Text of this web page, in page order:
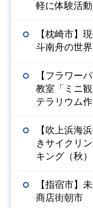
軽に体験活
【枕崎市】
斗南舟の世
【フラワー
教室「ミニ
テラリウム作
【吹上浜海
きサイクリ
キング（秋）
【指宿市】
商店街朝市